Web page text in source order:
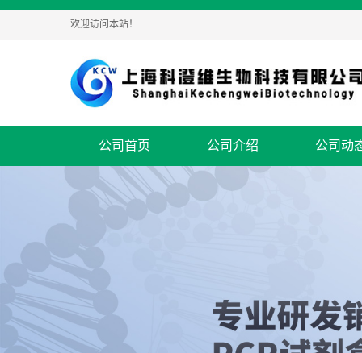
欢迎访问本站！
公司首页 公司介绍 公司动